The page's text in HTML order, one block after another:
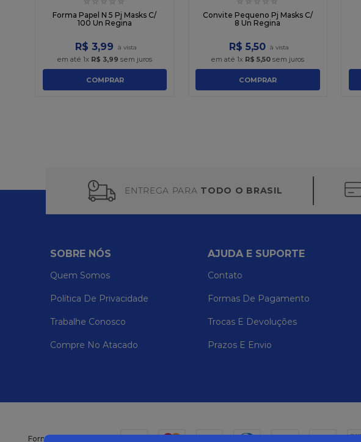
Forma Papel N 5 Pj Masks C/
100 Un Regina
R$ 3,99
em até1x R$ 3,99 sem juros
COMPRAR
Convite Pequeno Pj Masks C/
8 Un Regina
R$ 5,50
em até1x R$ 5,50 sem juros
COMPRAR
ENTREGA PARA TODO O BRASIL
SOBRE NÓS
Quem Somos
Política De Privacidade
Trabalhe Conosco
Compre No Atacado
AJUDA E SUPORTE
Contato
Formas De Pagamento
Trocas E Devoluções
Prazos E Envio
Formas de pagamento